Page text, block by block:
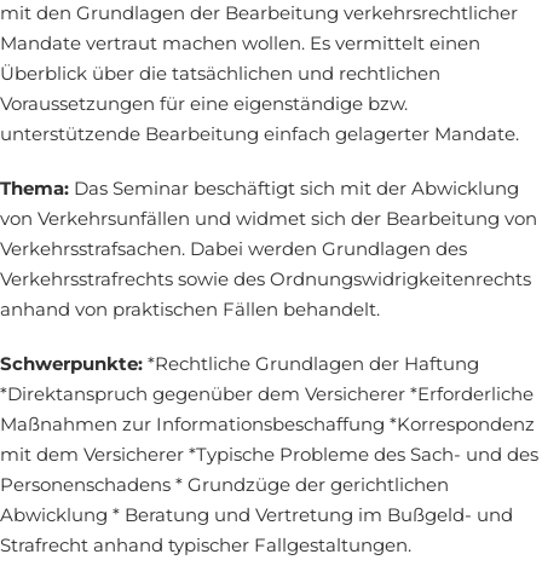
mit den Grundlagen der Bearbeitung verkehrsrechtlicher
Mandate vertraut machen wollen. Es vermittelt einen
Überblick über die tatsächlichen und rechtlichen
Voraussetzungen für eine eigenständige bzw.
unterstützende Bearbeitung einfach gelagerter Mandate.
Thema: Das Seminar beschäftigt sich mit der Abwicklung
von Verkehrsunfällen und widmet sich der Bearbeitung von
Verkehrsstrafsachen. Dabei werden Grundlagen des
Verkehrsstrafrechts sowie des Ordnungswidrigkeitenrechts
anhand von praktischen Fällen behandelt.
Schwerpunkte: *Rechtliche Grundlagen der Haftung
*Direktanspruch gegenüber dem Versicherer *Erforderliche
Maßnahmen zur Informationsbeschaffung *Korrespondenz
mit dem Versicherer *Typische Probleme des Sach- und des
Personenschadens * Grundzüge der gerichtlichen
Abwicklung * Beratung und Vertretung im Bußgeld- und
Strafrecht anhand typischer Fallgestaltungen.